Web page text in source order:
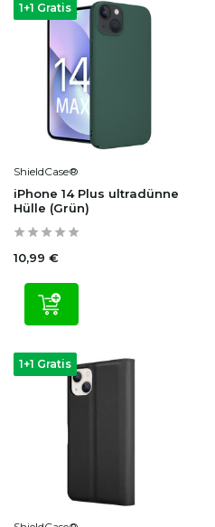
1+1 Gratis
ShieldCase®
iPhone 14 Plus ultradünne
Hülle (Grün)
10,99 €
1+1 Gratis